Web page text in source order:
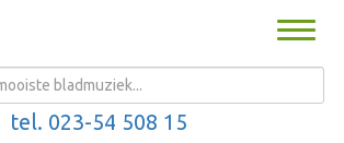
Toggle
tel. 023-54 508 15
MENU